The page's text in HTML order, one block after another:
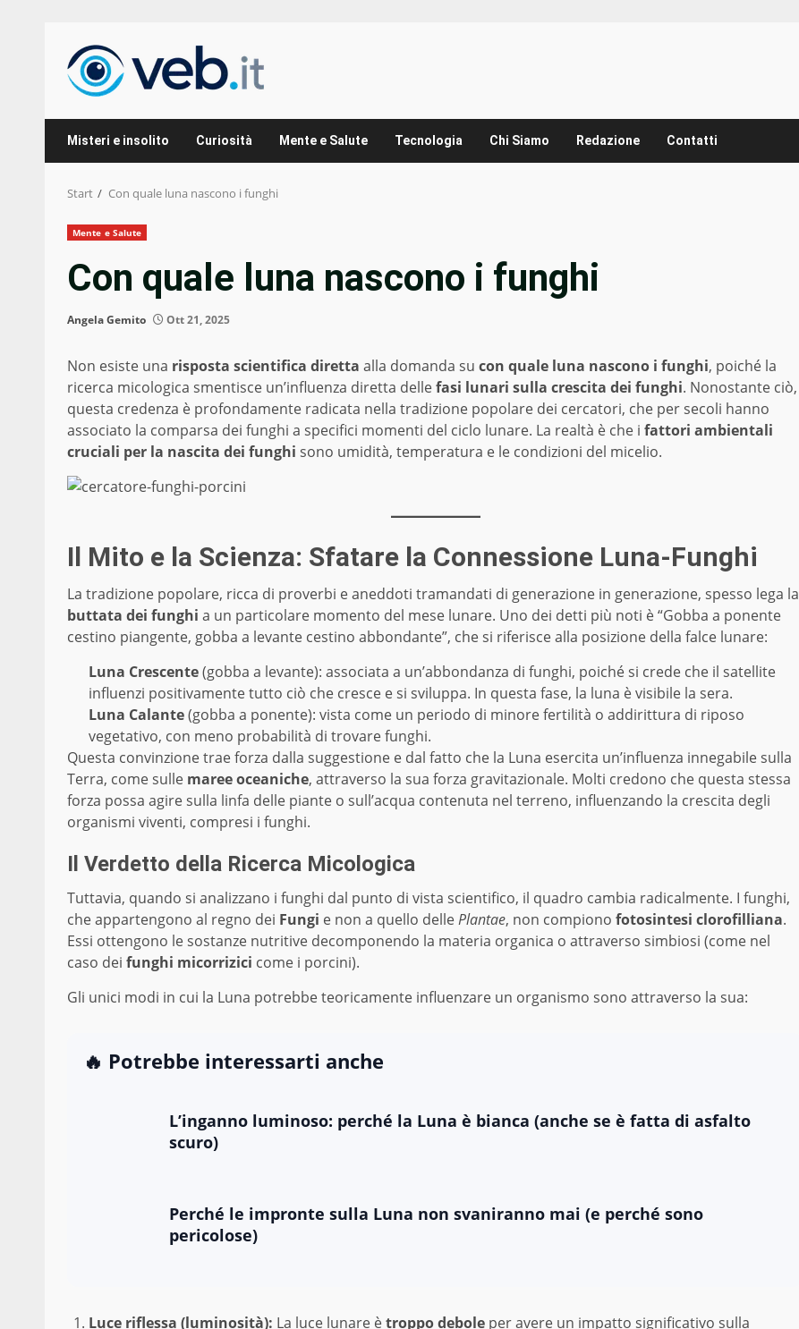
Inhalt
springen
Misteri e insolito Curiosità Mente e Salute Tecnologia Chi Siamo Redazione Contatti
Start Con quale luna nascono i funghi
Mente e Salute
Con quale luna nascono i funghi
Angela Gemito Ott 21, 2025
Non esiste una risposta scientifica diretta alla domanda su con quale luna nascono i funghi, poiché la
ricerca micologica smentisce un’influenza diretta dellefasi lunari sulla crescita dei funghi. Nonostante ciò,
questa credenza è profondamente radicata nella tradizione popolare dei cercatori, che per secoli hanno
associato la comparsa dei funghi a specifici momenti del ciclo lunare. La realtà è che i fattori ambientali
cruciali per la nascita dei funghi sono umidità, temperatura e le condizioni del micelio.
Il Mito e la Scienza: Sfatare la Connessione Luna-Funghi
La tradizione popolare, ricca di proverbi e aneddoti tramandati di generazione in generazione, spesso lega la
buttata dei funghi a un particolare momento del mese lunare. Uno dei detti più noti è “Gobba a ponente
cestino piangente, gobba a levante cestino abbondante”, che si riferisce alla posizione della falce lunare:
Luna Crescente(gobba a levante): associata a un’abbondanza di funghi, poiché si crede che il satellite
influenzi positivamente tutto ciò che cresce e si sviluppa. In questa fase, la luna è visibile la sera.
Luna Calante(gobba a ponente): vista come un periodo di minore fertilità o addirittura di riposo
vegetativo, con meno probabilità di trovare funghi.
Questa convinzione trae forza dalla suggestione e dal fatto che la Luna esercita un’influenza innegabile sulla
Terra, come sulle maree oceaniche, attraverso la sua forza gravitazionale. Molti credono che questa stessa
forza possa agire sulla linfa delle piante o sull’acqua contenuta nel terreno, influenzando la crescita degli
organismi viventi, compresi i funghi.
Il Verdetto della Ricerca Micologica
Tuttavia, quando si analizzano i funghi dal punto di vista scientifico, il quadro cambia radicalmente. I funghi,
che appartengono al regno dei Fungi e non a quello dellePlantae, non compiono fotosintesi clorofilliana.
Essi ottengono le sostanze nutritive decomponendo la materia organica o attraverso simbiosi (come nel
caso dei funghi micorrizici come i porcini).
Gli unici modi in cui la Luna potrebbe teoricamente influenzare un organismo sono attraverso la sua:
🔥 Potrebbe interessarti anche
L’inganno luminoso: perché la Luna è bianca (anche se è fatta di asfalto
scuro)
Perché le impronte sulla Luna non svaniranno mai (e perché sono
pericolose)
Luce riflessa (luminosità): La luce lunare ètroppo debole per avere un impatto significativo sulla